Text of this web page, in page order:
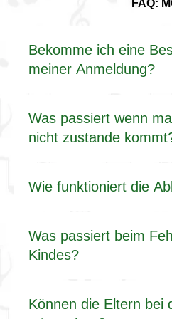
FAQ:
Bekomme ich eine
meiner Anmeldung?
Was passiert wenn
nicht zustande
Wie funktioniert die
Was passiert beim
Kindes?
Können die Eltern bei